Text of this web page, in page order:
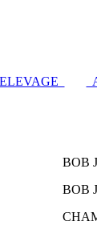
BOB
BOB